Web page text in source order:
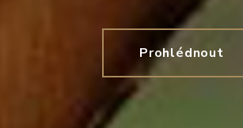
Prohlédnout